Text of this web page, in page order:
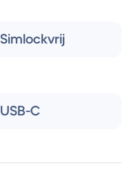
Simlockvrij
USB-C